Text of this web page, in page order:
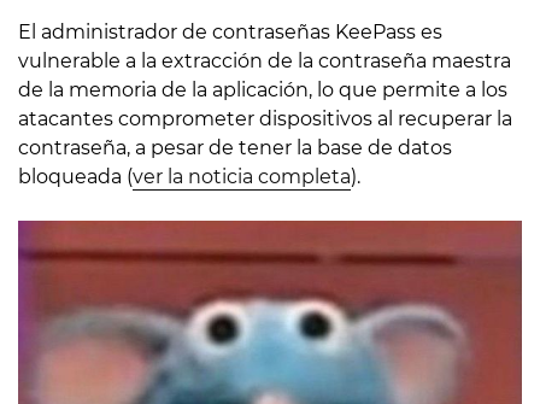
El administrador de contraseñas KeePass es
vulnerable a la extracción de la contraseña maestra
de la memoria de la aplicación, lo que permite a los
atacantes comprometer dispositivos al recuperar la
contraseña, a pesar de tener la base de datos
bloqueada (ver la noticia completa).